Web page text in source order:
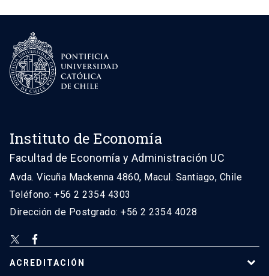
Instituto de Economía
Facultad de Economía y Administración UC
Avda. Vicuña Mackenna 4860, Macul. Santiago, Chile
Teléfono: +56 2 2354 4303
Dirección de Postgrado: +56 2 2354 4028
ACREDITACIÓN